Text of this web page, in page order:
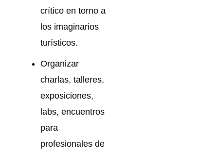
crítico en torno a
los imaginarios
turísticos.
Organizar
charlas, talleres,
exposiciones,
labs, encuentros
para
profesionales de